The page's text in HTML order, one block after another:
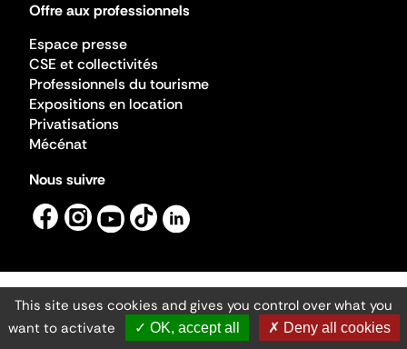
Offre aux professionnels
Espace presse
CSE et collectivités
Professionnels du tourisme
Expositions en location
Privatisations
Mécénat
Nous suivre
Mentions légales
Gestion des cookies
Accessibilité numérique
Ministère de la Culture ©2026
This site uses cookies and gives you control over what you
want to activate
✓ OK, accept all ✗ Deny all cookies